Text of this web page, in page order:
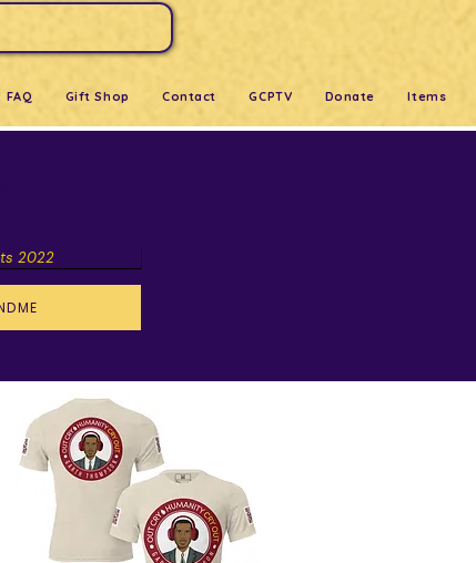
FAQ Gift Shop Contact GCPTV Donate Items
2022